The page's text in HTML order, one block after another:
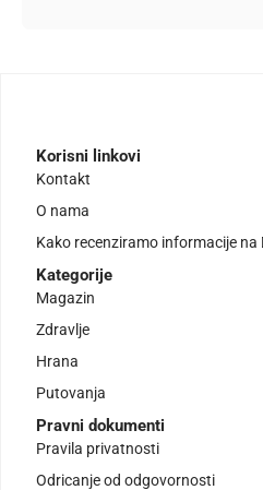
Korisni linkovi
Kontakt
O nama
Kako recenziramo informacije na
Kategorije
Magazin
Zdravlje
Hrana
Putovanja
Pravni dokumenti
Pravila privatnosti
Odricanje od odgovornosti